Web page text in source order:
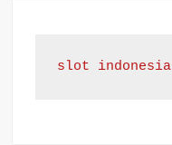
slot indonesia